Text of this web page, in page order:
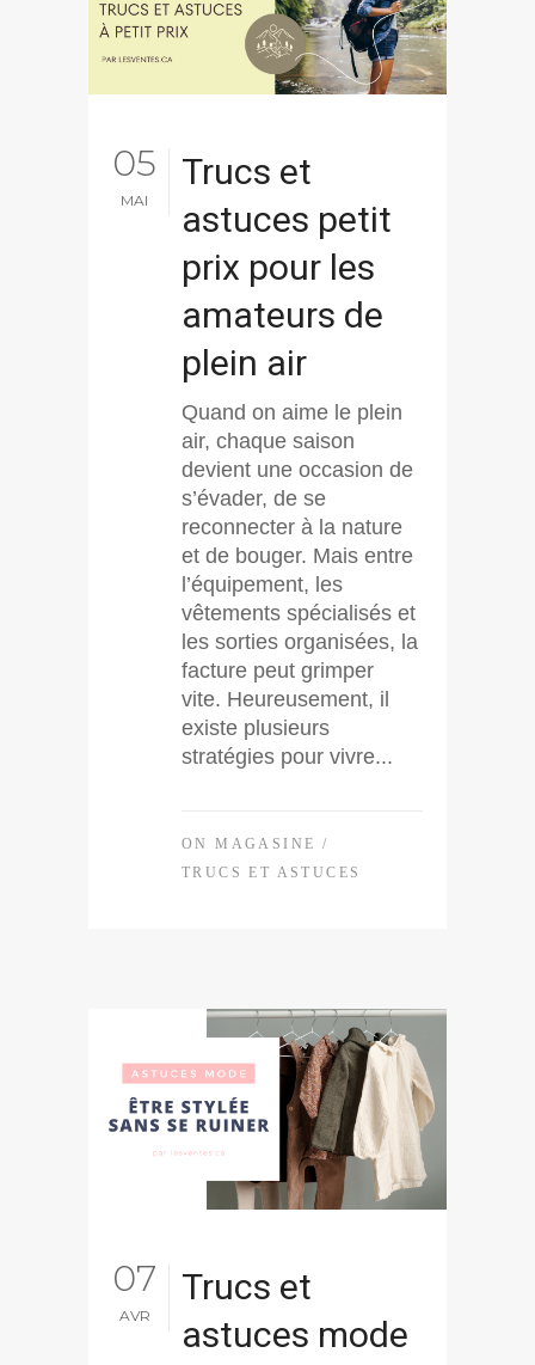
05
MAI
Trucs et
astuces petit
prix pour les
amateurs de
plein air
Quand on aime le plein
air, chaque saison
devient une occasion de
s’évader, de se
reconnecter à la nature
et de bouger. Mais entre
l’équipement, les
vêtements spécialisés et
les sorties organisées, la
facture peut grimper
vite. Heureusement, il
existe plusieurs
stratégies pour vivre...
ON MAGASINE /
TRUCS ET ASTUCES
07
AVR
Trucs et
astuces mode